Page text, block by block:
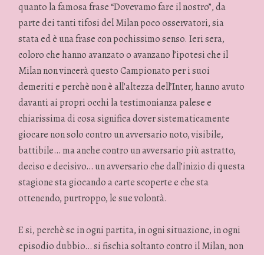
quanto la famosa frase “Dovevamo fare il nostro”, da
parte dei tanti tifosi del Milan poco osservatori, sia
stata ed è una frase con pochissimo senso. Ieri sera,
coloro che hanno avanzato o avanzano l’ipotesi che il
Milan non vincerà questo Campionato per i suoi
demeriti e perchè non è all’altezza dell’Inter, hanno avuto
davanti ai propri occhi la testimonianza palese e
chiarissima di cosa significa dover sistematicamente
giocare non solo contro un avversario noto, visibile,
battibile… ma anche contro un avversario più astratto,
deciso e decisivo… un avversario che dall’inizio di questa
stagione sta giocando a carte scoperte e che sta
ottenendo, purtroppo, le sue volontà.
E si, perchè se in ogni partita, in ogni situazione, in ogni
episodio dubbio… si fischia soltanto contro il Milan, non